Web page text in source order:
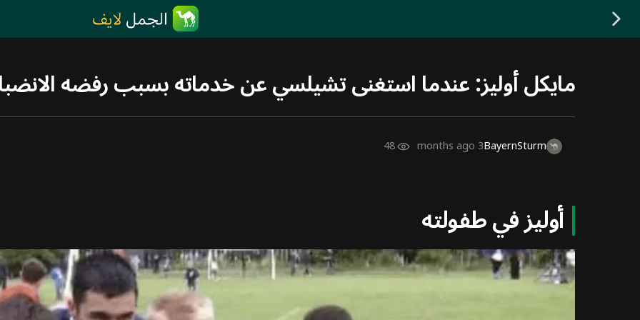
مايكل أوليز: عندما استغنى تشيلسي عن خدماته بسبب رفضه
BayernSturm
3 months ago
48
أوليز في طفولته